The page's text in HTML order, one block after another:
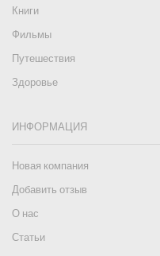
Книги
Фильмы
Путешествия
Здоровье
ИНФОРМАЦИЯ
Новая компания
Добавить отзыв
О нас
Статьи